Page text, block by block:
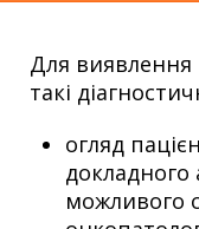
Для виявлення
такі
огляд
докладного
можливого